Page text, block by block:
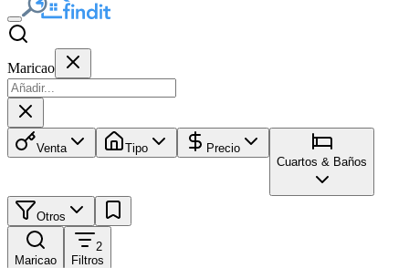
Maricao
Venta Tipo
Precio
Cuartos & Baños
Otros
Maricao
2
Filtros